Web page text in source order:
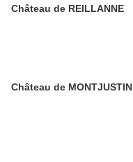
Château de REILLANNE
Château de MONTJUSTIN